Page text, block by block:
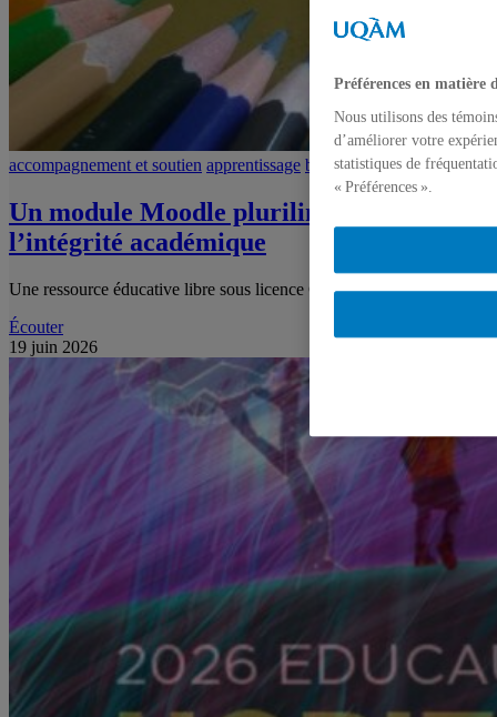
accompagnement et soutien apprentissage balado plagiat
Un module Moodle plurilingue pour
l’intégrité académique
Une ressource éducative libre sous licence CC-BY
Écouter
19 juin 2026
Préférences en matière
Nous utilisons des
d’améliorer votre
statistiques de
« Préférences ».